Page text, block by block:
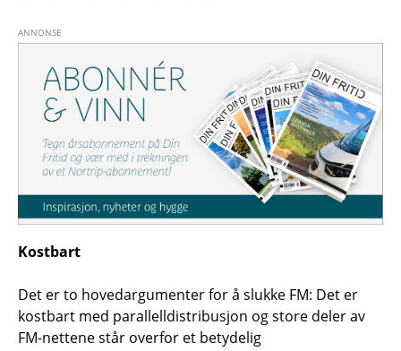
Kostbart
Det er to hovedargumenter for å slukke FM: Det er
kostbart med parallelldistribusjon og store deler av
FM-nettene står overfor et betydelig